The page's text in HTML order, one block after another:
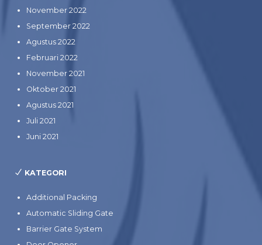
November 2022
September 2022
Agustus 2022
Februari 2022
November 2021
Oktober 2021
Agustus 2021
Juli 2021
Juni 2021
KATEGORI
Additional Packing
Automatic Sliding Gate
Barrier Gate System